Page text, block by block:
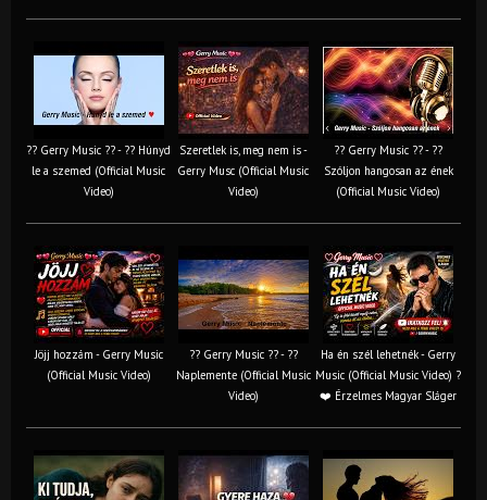
?? Gerry Music ?? - ?? Húnyd
le a szemed (Official Music
Video)
Szeretlek is, meg nem is -
Gerry Musc (Official Music
Video)
?? Gerry Music ?? - ??
Szóljon hangosan az ének
(Official Music Video)
Jöjj hozzám - Gerry Music
(Official Music Video)
?? Gerry Music ?? - ??
Naplemente (Official Music
Video)
Ha én szél lehetnék - Gerry
Music (Official Music Video) ?️
❤️ Érzelmes Magyar Sláger